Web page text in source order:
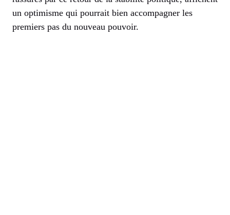
un optimisme qui pourrait bien accompagner les
premiers pas du nouveau pouvoir.